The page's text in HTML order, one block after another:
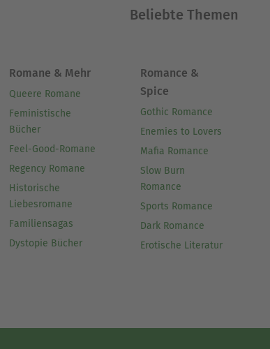
Beliebte Themen
Romane & Mehr
Queere Romane
Feministische
Bücher
Feel-Good-Romane
Regency Romane
Historische
Liebesromane
Familiensagas
Dystopie Bücher
Romance &
Spice
Gothic Romance
Enemies to Lovers
Mafia Romance
Slow Burn
Romance
Sports Romance
Dark Romance
Erotische Literatur